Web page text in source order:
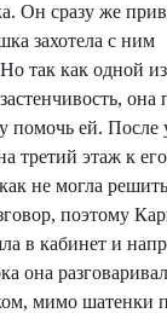
Он сразу же
захотела с ним
так как одной
она
помочь ей. После
третий этаж к его
не могла
поэтому
в кабинет и
она
мимо шатенки